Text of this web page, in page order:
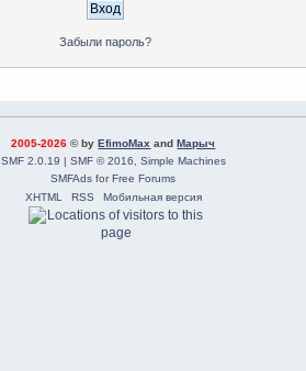
Забыли пароль?
2005-2026 © byEfimoMax andМарыч
SMF 2.0.19 | SMF © 2016
Simple Machines
SMFAds forFree Forums
XHTML
RSS Мобильная версия